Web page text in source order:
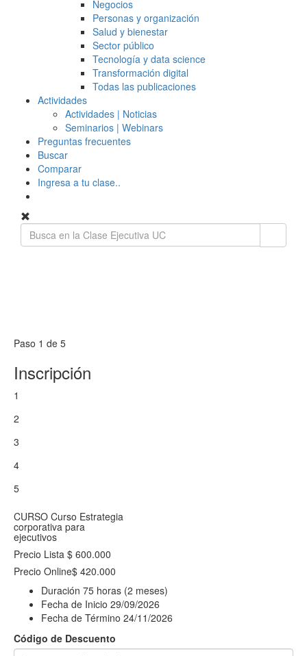
Negocios
Personas y organización
Salud y bienestar
Sector público
Tecnología y data science
Transformación digital
Todas las publicaciones
Actividades
Actividades | Noticias
Seminarios | Webinars
Preguntas frecuentes
Buscar
Comparar
Ingresa a tu clase..
Paso 1 de 5
Inscripción
1
2
3
4
5
CURSO Curso Estrategia
corporativa para
ejecutivos
Precio Lista $ 600.000
Precio Online$ 420.000
Duración 75 horas (2 meses)
Fecha de Inicio 29/09/2026
Fecha de Término 24/11/2026
Código de Descuento